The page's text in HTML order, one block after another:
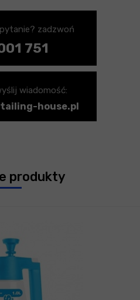
zadzwoń
751
wiadomość:
house.pl
produkty